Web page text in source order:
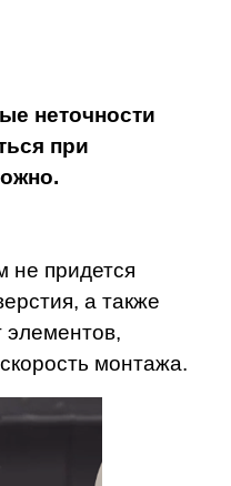
неточности
при
не придется
а также
элементов,
монтажа.